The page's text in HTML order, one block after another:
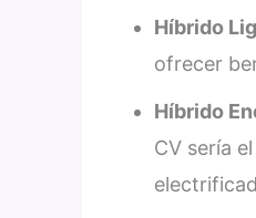
Híbrido
ofrecer
Híbrido
CV sería